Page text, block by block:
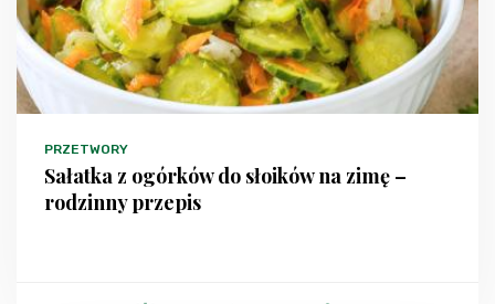
PRZETWORY
Sałatka z ogórków do słoików na zimę –
rodzinny przepis